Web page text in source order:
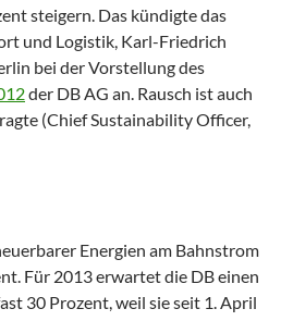
steigern. Das kündigte das
und Logistik, Karl-Friedrich
bei der Vorstellung des
der DB AG an. Rausch ist auch
(Chief Sustainability Officer,
Energien am Bahnstrom
Für 2013 erwartet die DB einen
30 Prozent, weil sie seit 1. April